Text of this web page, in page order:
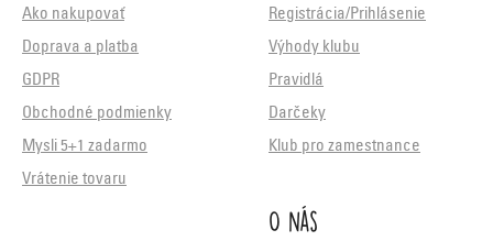
Ako nakupovať
Doprava a platba
GDPR
Obchodné podmienky
Mysli 5+1 zadarmo
Vrátenie tovaru
Registrácia/Prihlásenie
Výhody klubu
Pravidlá
Darčeky
Klub pro zamestnance
O nás